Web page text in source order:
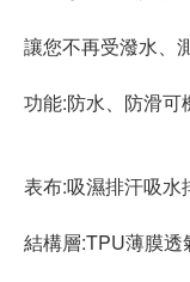
讓您不再受潑水、
功能:防水、防滑可
表布:吸濕排汗吸水
結構層:TPU薄膜透